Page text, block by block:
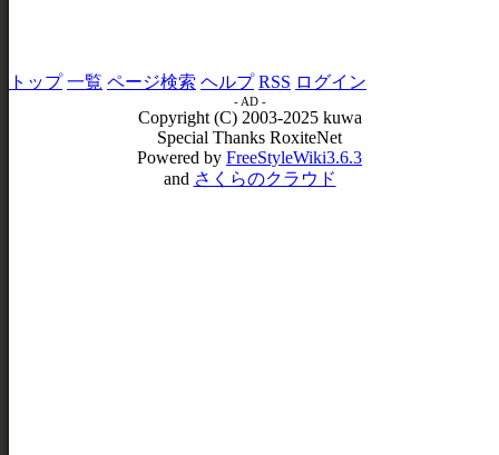
トップ 一覧 ページ検索 ヘルプ RSS ログイン
- AD -
Copyright (C) 2003-2025 kuwa
Special Thanks RoxiteNet
Powered by FreeStyleWiki3.6.3
and さくらのクラウド